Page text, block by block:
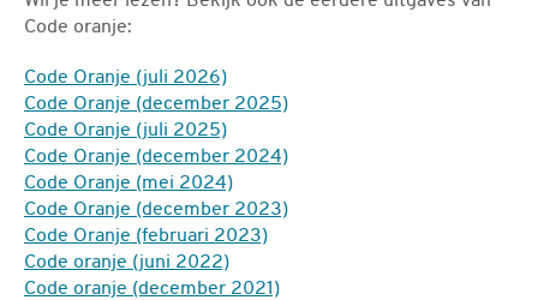
Code oranje:
Code Oranje (juli 2026)
Code Oranje (december 2025)
Code Oranje (juli 2025)
Code Oranje (december 2024)
Code Oranje (mei 2024)
Code Oranje (december 2023)
Code Oranje (februari 2023)
Code oranje (juni 2022)
Code oranje (december 2021)